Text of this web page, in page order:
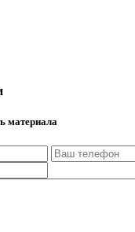
материала